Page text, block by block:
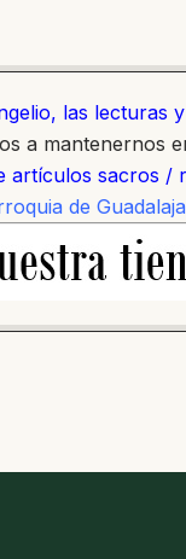
las lecturas
a mantenernos
artículos sacros /
de